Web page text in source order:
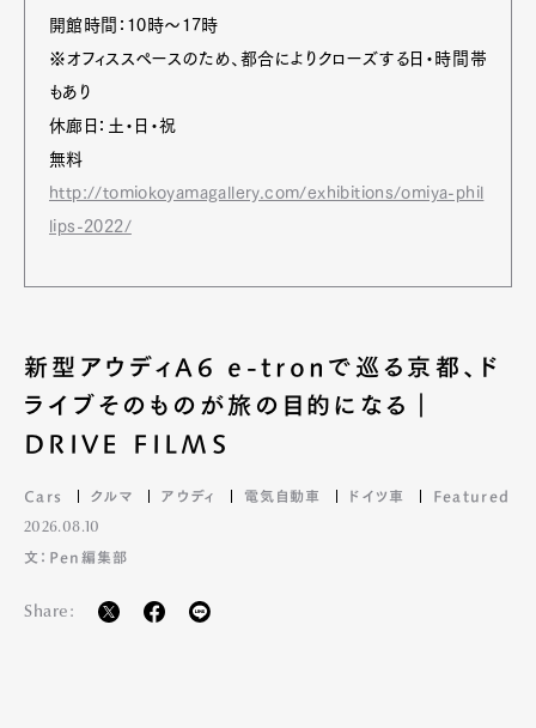
Art&Design WatchFashion
Official Columnist
About
Pen Meet
開館時間：10時〜17時
※オフィススペースのため、都合によりクローズする日・時間帯
もあり
休廊日：土・日・祝
無料
http://tomiokoyamagallery.com/exhibitions/omiya-phil
lips-2022/
新型アウディA6 e-tronで巡る京都、ド
ライブそのものが旅の目的になる｜
DRIVE FILMS
Cars クルマ アウディ 電気自動車 ドイツ車 Featured
2026.08.10
文：Pen編集部
Share: